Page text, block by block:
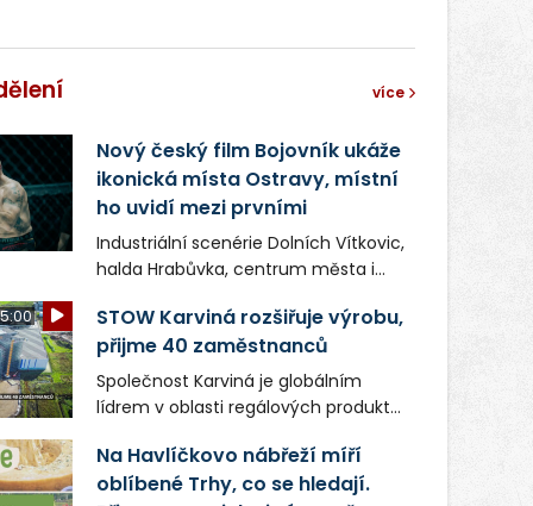
více
Nový český film Bojovník ukáže
ikonická místa Ostravy, místní
ho uvidí mezi prvními
Industriální scenérie Dolních Vítkovic,
halda Hrabůvka, centrum města i
v novém filmu Bojovník, který vstoupí
do kin už 13. srpna. Režiséři Vojtěch
Frič a Tomáš Dianiška si
moravskoslezskou metropoli
nevybrali náhodou – její syrová
atmosféra se stala přirozenou
součástí příběhu bývalého
STOW Karviná rozšiřuje výrobu,
přijme 40 zaměstnanců
Společnost Karviná je globálním
lídrem v oblasti regálových produktů
zaměstnavatelem na Karvinsku a
firmou s obrovským potenciálem.
Na Havlíčkovo nábřeží míří
oblíbené Trhy, co se hledají.